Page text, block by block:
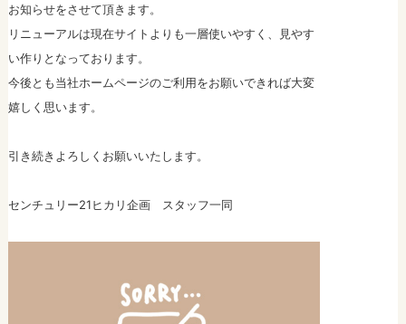
お知らせをさせて頂きます。
リニューアルは現在サイトよりも一層使いやすく、見やす
い作りとなっております。
今後とも当社ホームページのご利用をお願いできれば大変
嬉しく思います。
引き続きよろしくお願いいたします。
センチュリー21ヒカリ企画 スタッフ一同